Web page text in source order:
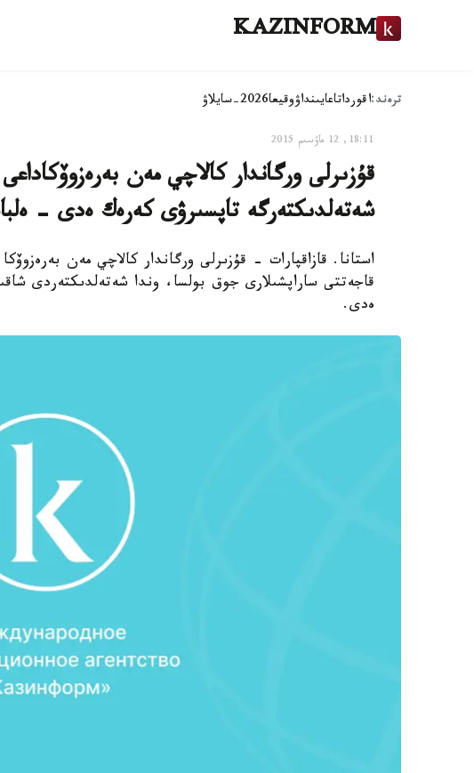
KAZINFORM
ترەند:اقورداتاعايىنداۋوقيعا2026-سايلاۋ
18:11, 12 ماۋسىم 2015
قۇزىرلى ورگاندار كالاچي مەن
شەتەلدىكتەرگە تاپسىرۋى كەرەك ەدى -
استانا. قازاقپارات - قۇزىرلى ورگاندار كالاچي مەن
قاجەتتى ساراپشىلارى جوق بولسا، وندا شەتەلدىكتەردى
ەدى.